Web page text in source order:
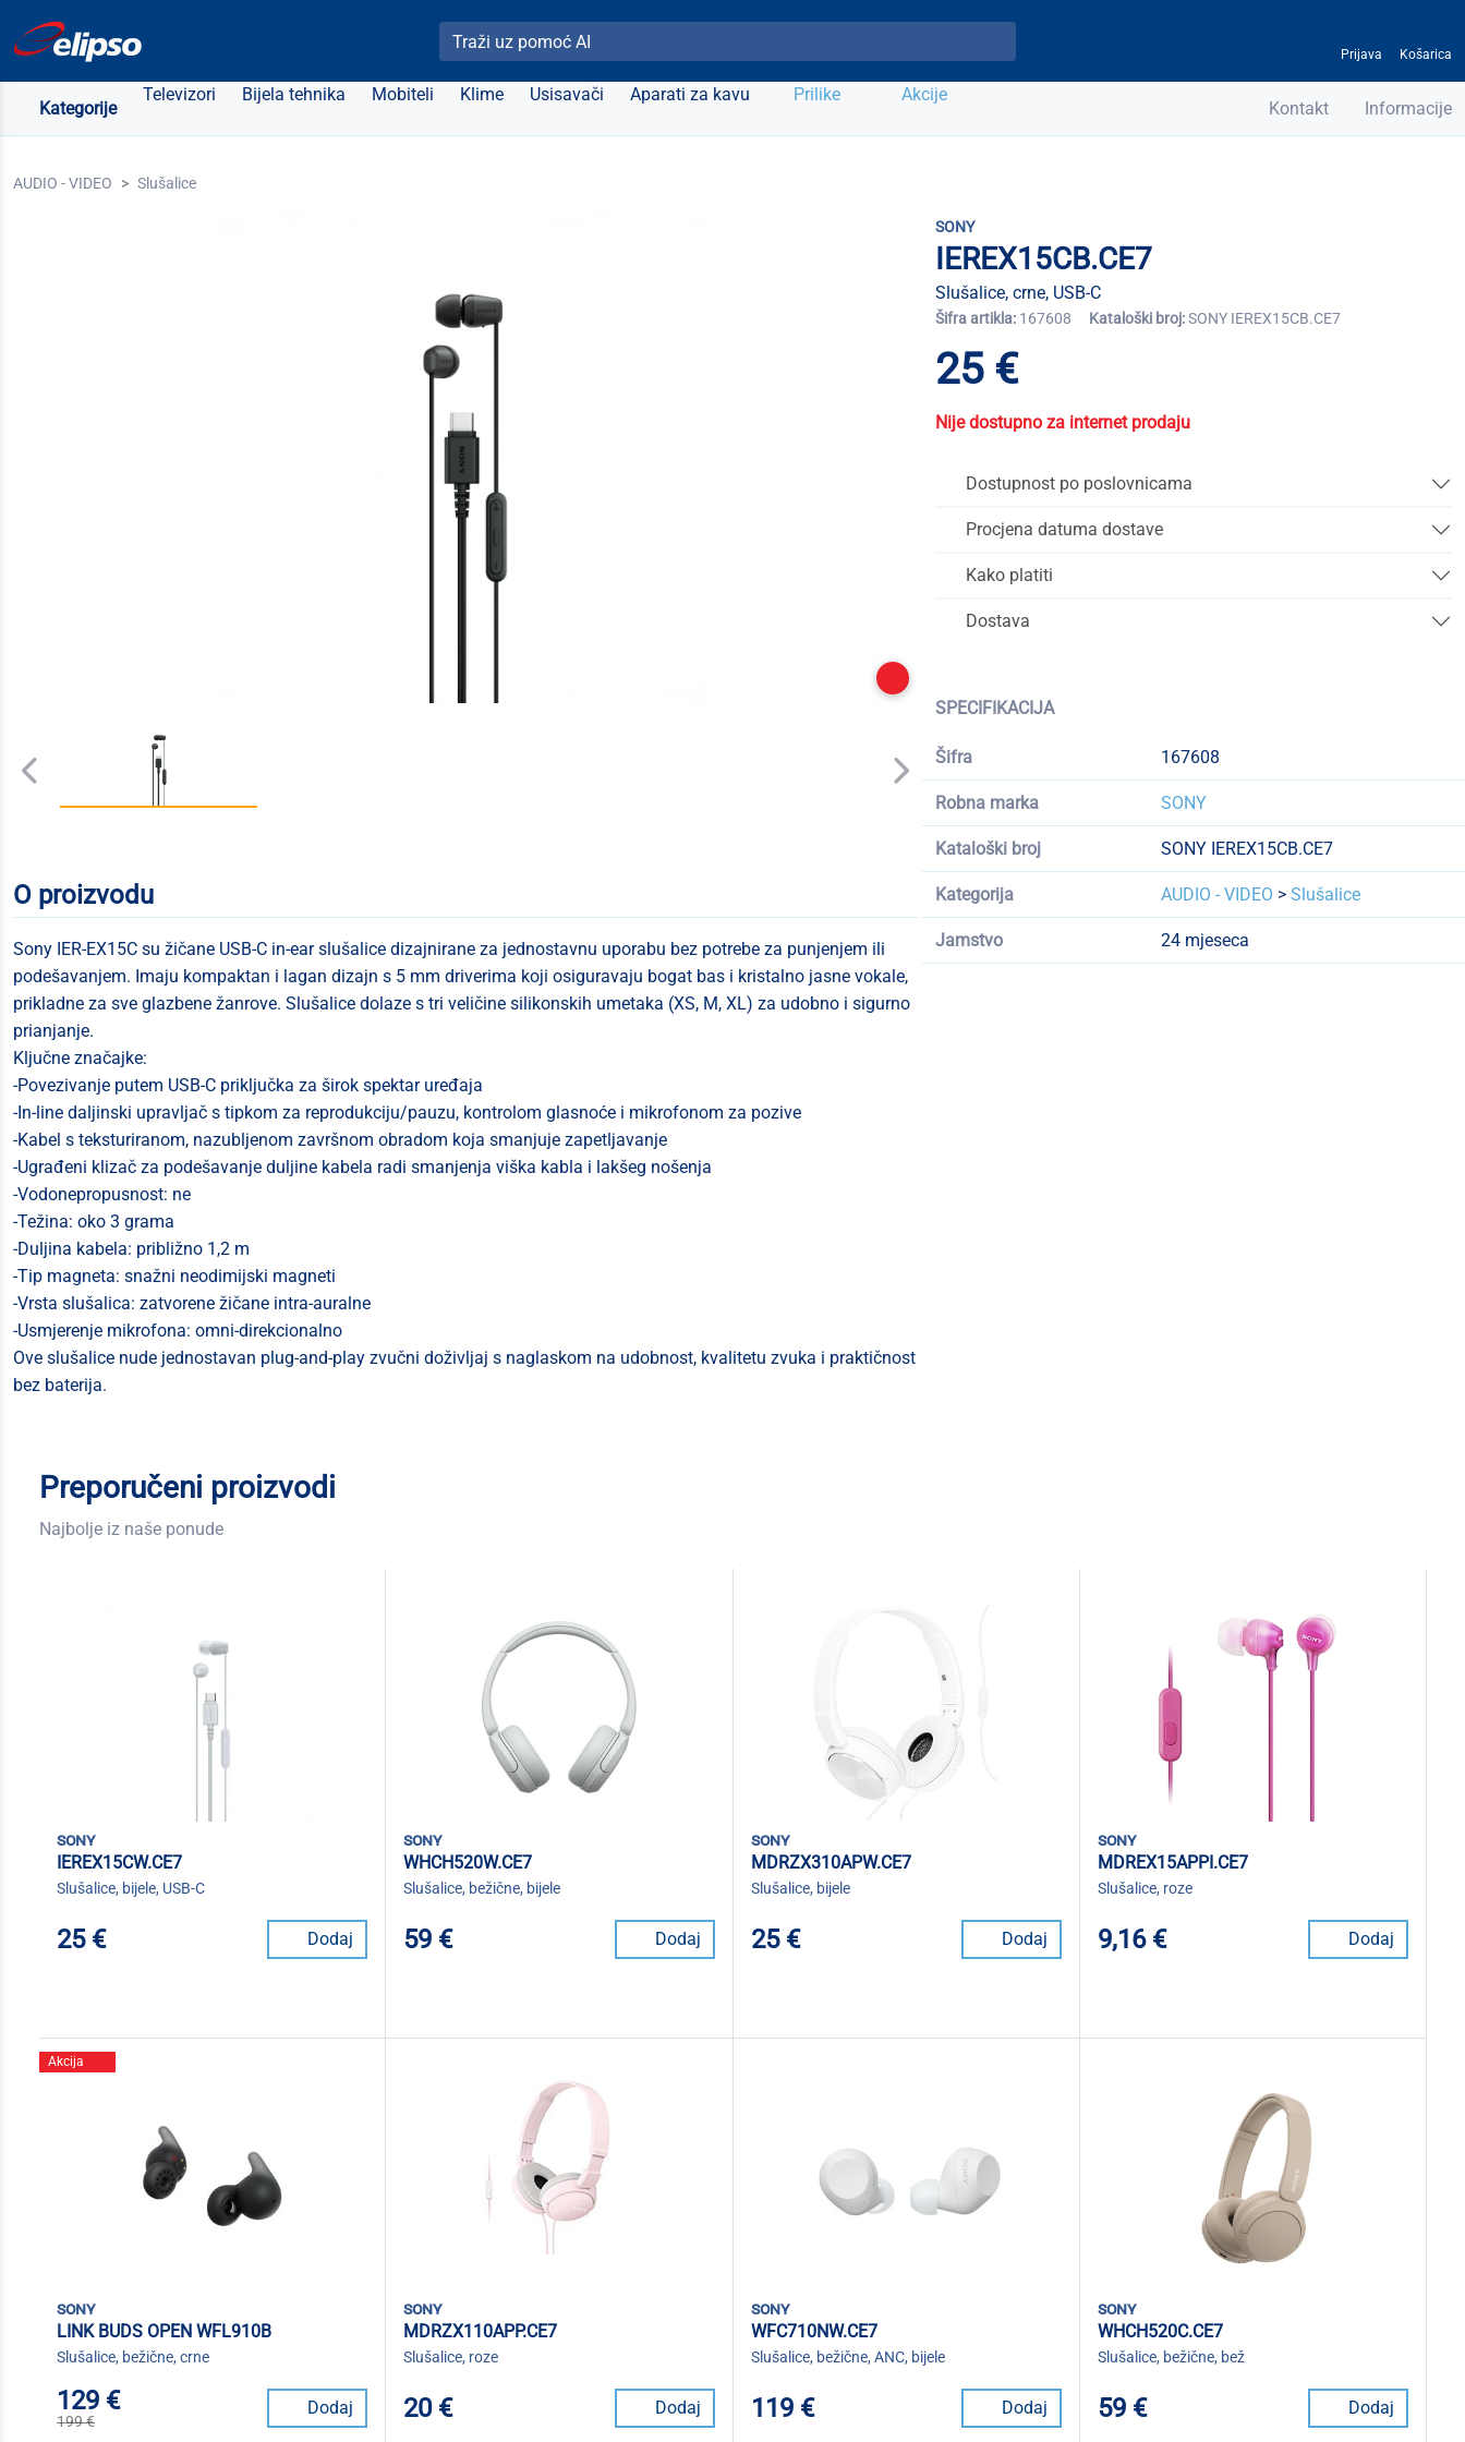
Pretraži Elipso
Prijava Košarica
Kategorije
Televizori Bijela tehnika Mobiteli Klime Usisavači Aparati za kavu Prilike Akcije
Kontakt Informacije
AUDIO - VIDEO Slušalice
SONY
IEREX15CB.CE7
Slušalice, crne, USB-C
Šifra artikla: 167608 Kataloški broj:SONY IEREX15CB.CE7
25 €
Nije dostupno za internet prodaju
Dostupnost po poslovnicama
Procjena datuma dostave
Kako platiti
Dostava
SPECIFIKACIJA
Šifra 167608
Robna marka SONY
Kataloški broj SONY IEREX15CB.CE7
Kategorija AUDIO - VIDEO >Slušalice
Jamstvo 24 mjeseca
O proizvodu
Sony IER-EX15C su žičane USB-C in-ear slušalice dizajnirane za jednostavnu uporabu bez potrebe za punjenjem ili
podešavanjem. Imaju kompaktan i lagan dizajn s 5 mm driverima koji osiguravaju bogat bas i kristalno jasne vokale,
prikladne za sve glazbene žanrove. Slušalice dolaze s tri veličine silikonskih umetaka (XS, M, XL) za udobno i sigurno
prianjanje.
Ključne značajke:
-Povezivanje putem USB-C priključka za širok spektar uređaja
-In-line daljinski upravljač s tipkom za reprodukciju/pauzu, kontrolom glasnoće i mikrofonom za pozive
-Kabel s teksturiranom, nazubljenom završnom obradom koja smanjuje zapetljavanje
-Ugrađeni klizač za podešavanje duljine kabela radi smanjenja viška kabla i lakšeg nošenja
-Vodonepropusnost: ne
-Težina: oko 3 grama
-Duljina kabela: približno 1,2 m
-Tip magneta: snažni neodimijski magneti
-Vrsta slušalica: zatvorene žičane intra-auralne
-Usmjerenje mikrofona: omni-direkcionalno
Ove slušalice nude jednostavan plug-and-play zvučni doživljaj s naglaskom na udobnost, kvalitetu zvuka i praktičnost
bez baterija.
Preporučeni proizvodi
Najbolje iz naše ponude
sony
IEREX15CW.CE7
Slušalice, bijele, USB-C
25 € Dodaj
sony
WHCH520W.CE7
Slušalice, bežične, bijele
59 € Dodaj
sony
MDRZX310APW.CE7
Slušalice, bijele
25 € Dodaj
sony
MDREX15APPI.CE7
Slušalice, roze
9,16 € Dodaj
Akcija
sony
LINK BUDS OPEN WFL910B
Slušalice, bežične, crne
129 €
199 €
Dodaj
sony
MDRZX110APP.CE7
Slušalice, roze
20 € Dodaj
sony
WFC710NW.CE7
Slušalice, bežične, ANC, bijele
119 € Dodaj
sony
WHCH520C.CE7
Slušalice, bežične, bež
59 € Dodaj